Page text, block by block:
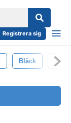
Registrera sig
Bläck